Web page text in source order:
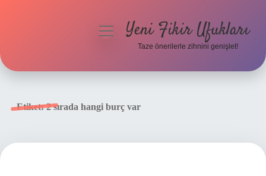
menüyüYeni Fikir Ufukları
Taze önerilerle zihnini genişlet!
Etiket:2 sırada hangi burç var